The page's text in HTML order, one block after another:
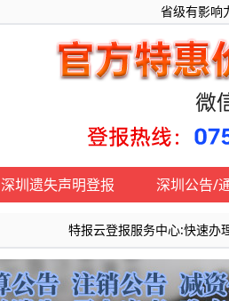
省级有影响
深圳遗失声明登报 深圳公告/
特报云登报服务中心:快速办理